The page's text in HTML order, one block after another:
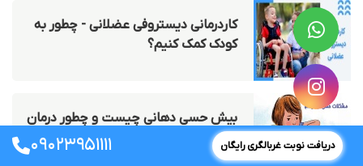
کاردرمانی دیستروفی عضلانی - چطور به
کودک کمک کنیم؟
بیش حسی دهانی چیست و چطور درمان
می شود؟
دریافت نوبت غربالگری رایگان ۰۹۰۲۳۹۵۱۱۱۱